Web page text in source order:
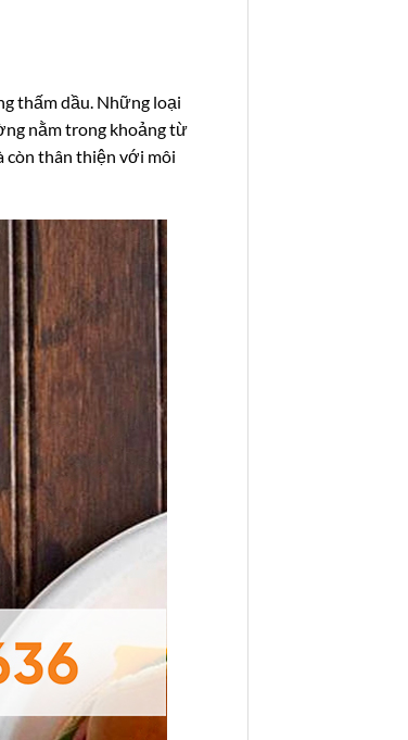
thấm dầu. Những loại
nằm trong khoảng từ
còn thân thiện với môi